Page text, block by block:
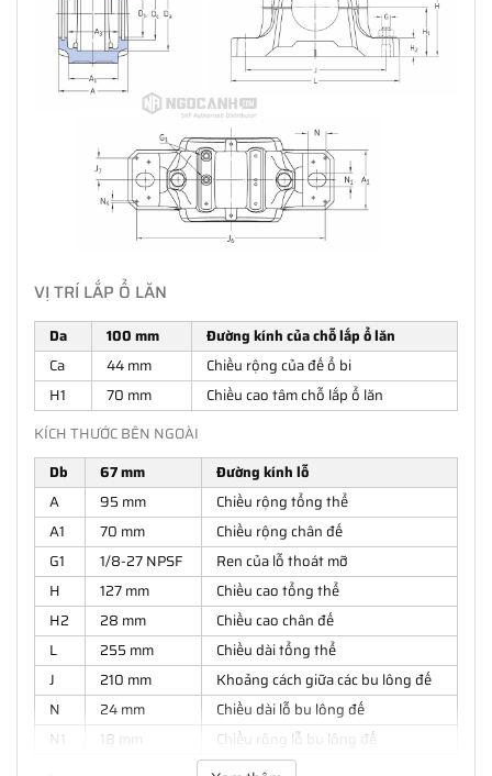
VỊ TRÍ LẮP Ổ LĂN
Da 100 mm
Đường kính của chỗ lắp ổ lăn
Ca
44 mm
Chiều rộng của đế ổ bi
H1
70 mm
Chiều cao tâm chỗ lắp ổ lăn
KÍCH THƯỚC BÊN NGOÀI
Db
67 mm
Đường kính lỗ
A
95 mm
Chiều rộng tổng thể
A1
70 mm
Chiều rộng chân đế
G1
1/8-27 NPSF
Ren của lỗ thoát mỡ
H
127 mm
Chiều cao tổng thể
H2
28 mm
Chiều cao chân đế
L
255 mm
Chiều dài tổng thể
J
210 mm
Khoảng cách giữa các bu lông đế
N
24 mm
Chiều dài lỗ bu lông đế
N1
18 mm Chiều rộng lỗ bu lông đế